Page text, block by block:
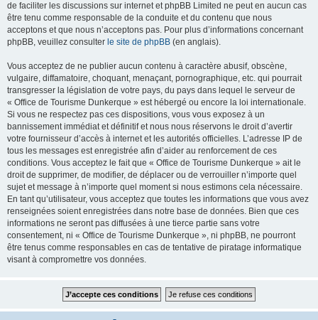
de faciliter les discussions sur internet et phpBB Limited ne peut en aucun cas
être tenu comme responsable de la conduite et du contenu que nous
acceptons et que nous n’acceptons pas. Pour plus d’informations concernant
phpBB, veuillez consulter le site de phpBB (en anglais).
Vous acceptez de ne publier aucun contenu à caractère abusif, obscène,
vulgaire, diffamatoire, choquant, menaçant, pornographique, etc. qui pourrait
transgresser la législation de votre pays, du pays dans lequel le serveur de
« Office de Tourisme Dunkerque » est hébergé ou encore la loi internationale.
Si vous ne respectez pas ces dispositions, vous vous exposez à un
bannissement immédiat et définitif et nous nous réservons le droit d’avertir
votre fournisseur d’accès à internet et les autorités officielles. L’adresse IP de
tous les messages est enregistrée afin d’aider au renforcement de ces
conditions. Vous acceptez le fait que « Office de Tourisme Dunkerque » ait le
droit de supprimer, de modifier, de déplacer ou de verrouiller n’importe quel
sujet et message à n’importe quel moment si nous estimons cela nécessaire.
En tant qu’utilisateur, vous acceptez que toutes les informations que vous avez
renseignées soient enregistrées dans notre base de données. Bien que ces
informations ne seront pas diffusées à une tierce partie sans votre
consentement, ni « Office de Tourisme Dunkerque », ni phpBB, ne pourront
être tenus comme responsables en cas de tentative de piratage informatique
visant à compromettre vos données.